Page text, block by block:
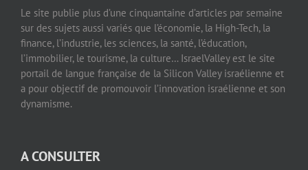
Le site publie plus d’une cinquantaine d’articles par semaine
sur des sujets aussi variés que l’économie, la High-Tech, la
finance, l’industrie, les sciences, la santé, l’éducation,
l’immobilier, le tourisme, la culture… IsraelValley est le site
portail de langue française de la Silicon Valley israélienne et
a pour objectif de promouvoir l’innovation israélienne et son
dynamisme.
A CONSULTER